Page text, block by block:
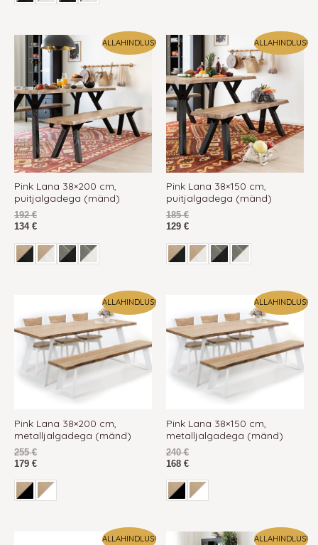
ALLAHINDLUS!
Pink Lana 38×200 cm,
puitjalgadega (mänd)
192€
134 €
ALLAHINDLUS!
Pink Lana 38×150 cm,
puitjalgadega (mänd)
185€
129 €
ALLAHINDLUS!
Pink Lana 38×200 cm,
metalljalgadega (mänd)
255€
179 €
ALLAHINDLUS!
Pink Lana 38×150 cm,
metalljalgadega (mänd)
240€
168 €
ALLAHINDLUS! ALLAHINDLUS!